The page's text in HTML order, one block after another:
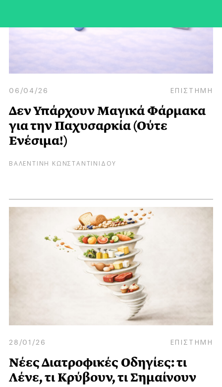
06/04/26 ΕΠΙΣΤΗΜΗ
Δεν Υπάρχουν Μαγικά Φάρμακα
για την Παχυσαρκία (Ούτε
Ενέσιμα!)
ΒΑΛΕΝΤΙΝΗ ΚΩΝΣΤΑΝΤΙΝΙΔΟΥ
28/01/26 ΕΠΙΣΤΗΜΗ
Nέες Διατροφικές Οδηγίες: τι
Λένε, τι Κρύβουν, τι Σημαίνουν